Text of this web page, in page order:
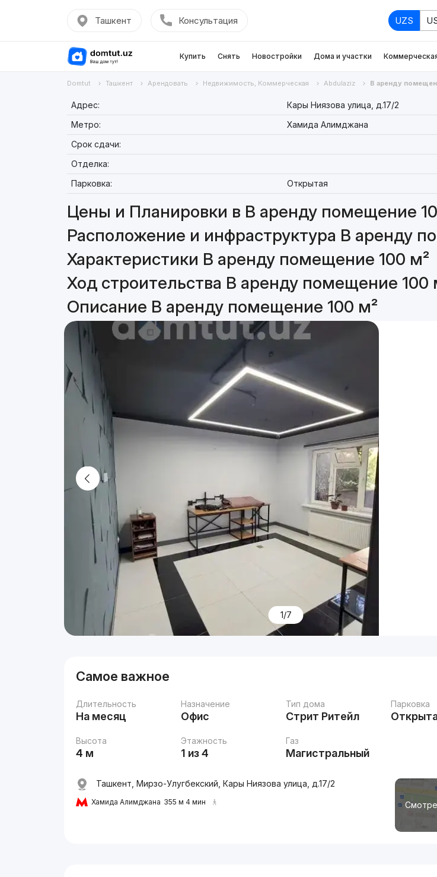
Ташкент Консультация UZS
Купить Снять Новостройки Дома и участки
Domtut Ташкент Арендовать Недвижимость, Коммерческая Abdulaziz В аренду
Адрес:
Кары Ниязова улица, д.17/2
Метро:
Хамида Алимджана
Срок сдачи:
Отделка:
Парковка:
Открытая
Цены и Планировки в В аренду помещение
Расположение и инфраструктура В аренду
Характеристики В аренду помещение 100 м²
Ход строительства В аренду помещение 100
Описание В аренду помещение 100 м²
1/7
Самое важное
Длительность
На месяц
Назначение
Офис
Тип дома
Стрит Ритейл
Парковка
Высота
4 м
Этажность
1 из 4
Газ
Магистральный
Ташкент, Мирзо-Улугбекский, Кары Ниязова улица, д.17/2
Хамида Алимджана 355 м 4 мин